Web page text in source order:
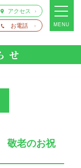
アクセス
お電話
MENU
せ
敬老のお祝